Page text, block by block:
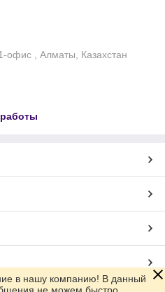
офис , Алматы, Казахстан
в нашу компанию! В данный